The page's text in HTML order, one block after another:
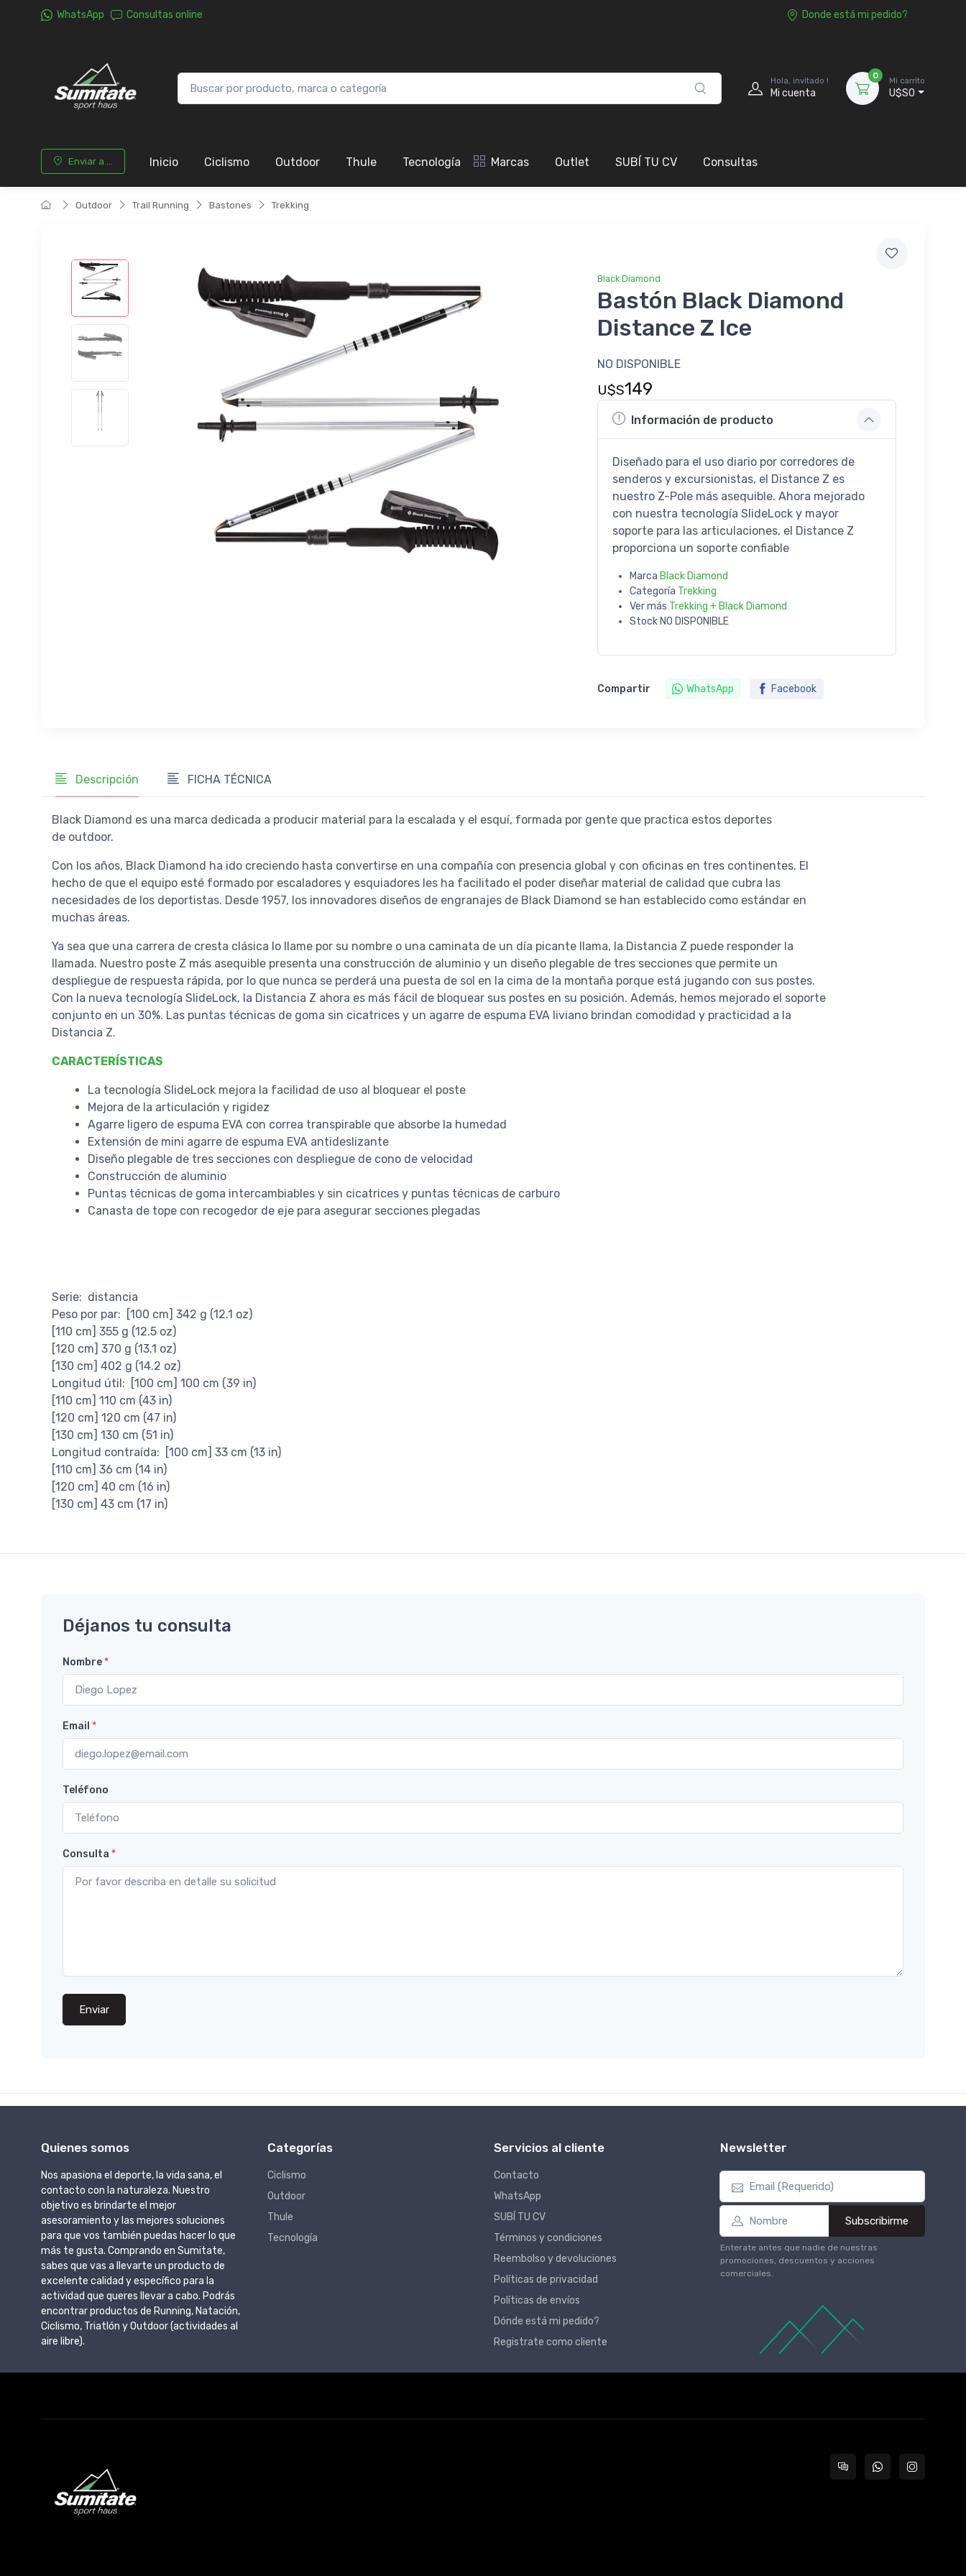
WhatsApp Consultas online Donde está mi pedido?
Hola, invitado !
Mi cuenta
0
Mi carrito
U$S0
Enviar a ... Inicio Ciclismo Outdoor Thule Tecnología Marcas Outlet SUBÍ TU CV Consultas
Outdoor Trail Running Bastones Trekking
Black Diamond
Bastón Black Diamond
Distance Z Ice
NO DISPONIBLE
U$S149
Información de producto
Diseñado para el uso diario por corredores de
senderos y excursionistas, el Distance Z es
nuestro Z-Pole más asequible. Ahora mejorado
con nuestra tecnología SlideLock y mayor
soporte para las articulaciones, el Distance Z
proporciona un soporte confiable
Marca Black Diamond
Categoría Trekking
Ver más Trekking + Black Diamond
Stock NO DISPONIBLE
Compartir WhatsApp Facebook
Descripción FICHA TÉCNICA
Black Diamond es una marca dedicada a producir material para la escalada y el esquí, formada por gente que practica estos deportes
de outdoor.
Con los años, Black Diamond ha ido creciendo hasta convertirse en una compañía con presencia global y con oficinas en tres continentes. El
hecho de que el equipo esté formado por escaladores y esquiadores les ha facilitado el poder diseñar material de calidad que cubra las
necesidades de los deportistas. Desde 1957, los innovadores diseños de engranajes de Black Diamond se han establecido como estándar en
muchas áreas.
Ya sea que una carrera de cresta clásica lo llame por su nombre o una caminata de un día picante llama, la Distancia Z puede responder la
llamada. Nuestro poste Z más asequible presenta una construcción de aluminio y un diseño plegable de tres secciones que permite un
despliegue de respuesta rápida, por lo que nunca se perderá una puesta de sol en la cima de la montaña porque está jugando con sus postes.
Con la nueva tecnología SlideLock, la Distancia Z ahora es más fácil de bloquear sus postes en su posición. Además, hemos mejorado el soporte
conjunto en un 30%. Las puntas técnicas de goma sin cicatrices y un agarre de espuma EVA liviano brindan comodidad y practicidad a la
Distancia Z.
CARACTERÍSTICAS
La tecnología SlideLock mejora la facilidad de uso al bloquear el poste
Mejora de la articulación y rigidez
Agarre ligero de espuma EVA con correa transpirable que absorbe la humedad
Extensión de mini agarre de espuma EVA antideslizante
Diseño plegable de tres secciones con despliegue de cono de velocidad
Construcción de aluminio
Puntas técnicas de goma intercambiables y sin cicatrices y puntas técnicas de carburo
Canasta de tope con recogedor de eje para asegurar secciones plegadas
Serie: distancia
Peso por par: [100 cm] 342 g (12.1 oz)
[110 cm] 355 g (12.5 oz)
[120 cm] 370 g (13.1 oz)
[130 cm] 402 g (14.2 oz)
Longitud útil: [100 cm] 100 cm (39 in)
[110 cm] 110 cm (43 in)
[120 cm] 120 cm (47 in)
[130 cm] 130 cm (51 in)
Longitud contraída: [100 cm] 33 cm (13 in)
[110 cm] 36 cm (14 in)
[120 cm] 40 cm (16 in)
[130 cm] 43 cm (17 in)
Déjanos tu consulta
Nombre*
Email *
Teléfono
Consulta *
Enviar
Quienes somos
Nos apasiona el deporte, la vida sana, el
contacto con la naturaleza. Nuestro
objetivo es brindarte el mejor
asesoramiento y las mejores soluciones
para que vos también puedas hacer lo que
más te gusta. Comprando en Sumitate,
sabes que vas a llevarte un producto de
excelente calidad y específico para la
actividad que queres llevar a cabo. Podrás
encontrar productos de Running, Natación,
Ciclismo, Triatlón y Outdoor (actividades al
aire libre).
Categorías
Ciclismo
Outdoor
Thule
Tecnología
Servicios al cliente
Contacto
WhatsApp
SUBÍ TU CV
Términos y condiciones
Reembolso y devoluciones
Políticas de privacidad
Políticas de envíos
Dónde está mi pedido?
Registrate como cliente
Newsletter
Subscribirme
Enterate antes que nadie de nuestras
promociones, descuentos y acciones
comerciales.